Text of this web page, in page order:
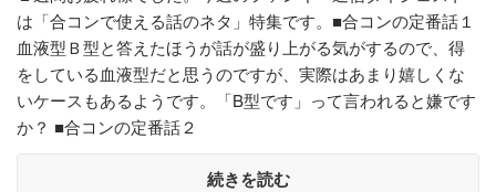
は「合コンで使える話のネタ」特集です。■合コンの定番話１
血液型Ｂ型と答えたほうが話が盛り上がる気がするので、得
をしている血液型だと思うのですが、実際はあまり嬉しくな
いケースもあるようです。「B型です」って言われると嫌です
か？ ■合コンの定番話２
続きを読む